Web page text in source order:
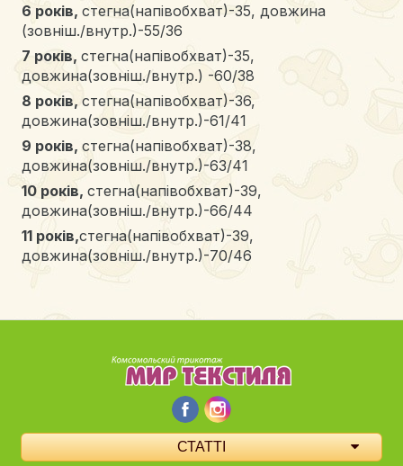
6 років, стегна(напівобхват)-35, довжина
(зовніш./внутр.)-55/36
7 років, стегна(напівобхват)-35,
довжина(зовніш./внутр.) -60/38
8 років, стегна(напівобхват)-36,
довжина(зовніш./внутр.)-61/41
9 років, стегна(напівобхват)-38,
довжина(зовніш./внутр.)-63/41
10 років, стегна(напівобхват)-39,
довжина(зовніш./внутр.)-66/44
11 років,стегна(напівобхват)-39,
довжина(зовніш./внутр.)-70/46
СТАТТІ